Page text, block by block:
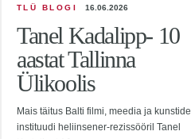
TLÜ BLOGI 16.06.2026
Tanel Kadalipp- 10
aastat Tallinna
Ülikoolis
Mais täitus Balti filmi, meedia ja kunstide
instituudi heliinsener-rezissööril Tanel